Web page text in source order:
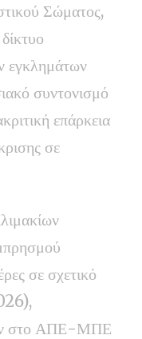
Σώματος,
εγκλημάτων
συντονισμό
επάρκεια
σε
σε σχετικό
στο ΑΠΕ-ΜΠΕ